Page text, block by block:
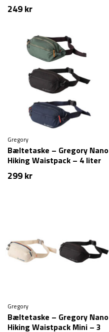
249kr
Gregory
Bæltetaske – Gregory Nano
Hiking Waistpack – 4 liter
299kr
Gregory
Bæltetaske – Gregory Nano
Hiking Waistpack Mini – 3